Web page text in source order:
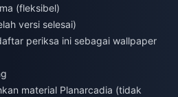
(fleksibel)
versi selesai)
periksa ini sebagai wallpaper
material Planarcadia (tidak